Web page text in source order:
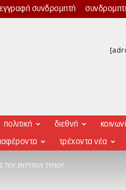
εγγραφή συνδρομητή
πολιτική διεθνή
τρέχοντα νέα
ΤΟΥ ΈΝΤΥΠΟΥ ΤΎΠΟΥ